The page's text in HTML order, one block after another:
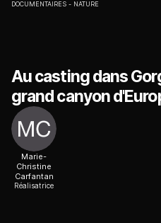
DOCUMENTAIRES NATURE
Au casting dans
grand canyon
Marie-
Christine
Carfantan
Réalisatrice